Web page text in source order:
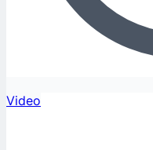
Video